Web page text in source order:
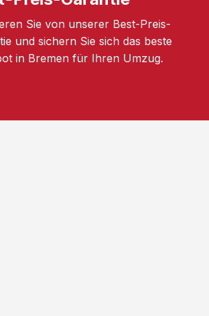
Sie von unserer Best-Preis-
und sichern Sie sich das beste
in Bremen für Ihren Umzug.